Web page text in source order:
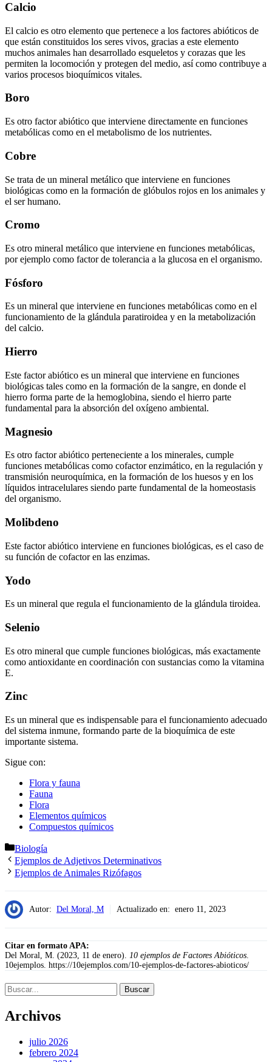
Calcio
El calcio es otro elemento que pertenece a los factores abióticos de
que están constituidos los seres vivos, gracias a este elemento
muchos animales han desarrollado esqueletos y corazas que les
permiten la locomoción y protegen del medio, así como contribuye a
varios procesos bioquímicos vitales.
Boro
Es otro factor abiótico que interviene directamente en funciones
metabólicas como en el metabolismo de los nutrientes.
Cobre
Se trata de un mineral metálico que interviene en funciones
biológicas como en la formación de glóbulos rojos en los animales y
el ser humano.
Cromo
Es otro mineral metálico que interviene en funciones metabólicas,
por ejemplo como factor de tolerancia a la glucosa en el organismo.
Fósforo
Es un mineral que interviene en funciones metabólicas como en el
funcionamiento de la glándula paratiroidea y en la metabolización
del calcio.
Hierro
Este factor abiótico es un mineral que interviene en funciones
biológicas tales como en la formación de la sangre, en donde el
hierro forma parte de la hemoglobina, siendo el hierro parte
fundamental para la absorción del oxígeno ambiental.
Magnesio
Es otro factor abiótico perteneciente a los minerales, cumple
funciones metabólicas como cofactor enzimático, en la regulación y
transmisión neuroquímica, en la formación de los huesos y en los
líquidos intracelulares siendo parte fundamental de la homeostasis
del organismo.
Molibdeno
Este factor abiótico interviene en funciones biológicas, es el caso de
su función de cofactor en las enzimas.
Yodo
Es un mineral que regula el funcionamiento de la glándula tiroidea.
Selenio
Es otro mineral que cumple funciones biológicas, más exactamente
como antioxidante en coordinación con sustancias como la vitamina
E.
Zinc
Es un mineral que es indispensable para el funcionamiento adecuado
del sistema inmune, formando parte de la bioquímica de este
importante sistema.
Sigue con:
Flora y fauna
Fauna
Flora
Elementos químicos
Compuestos químicos
Categorías
Biología
Ejemplos de Adjetivos Determinativos
Ejemplos de Animales Rizófagos
Autor: Del Moral, M Actualizado en: enero 11, 2023
Citar en formato APA:
Del Moral, M. (2023, 11 de enero). 10 ejemplos de Factores Abióticos.
10ejemplos. https://10ejemplos.com/10-ejemplos-de-factores-abioticos/
Buscar:
Archivos
julio 2026
febrero 2024